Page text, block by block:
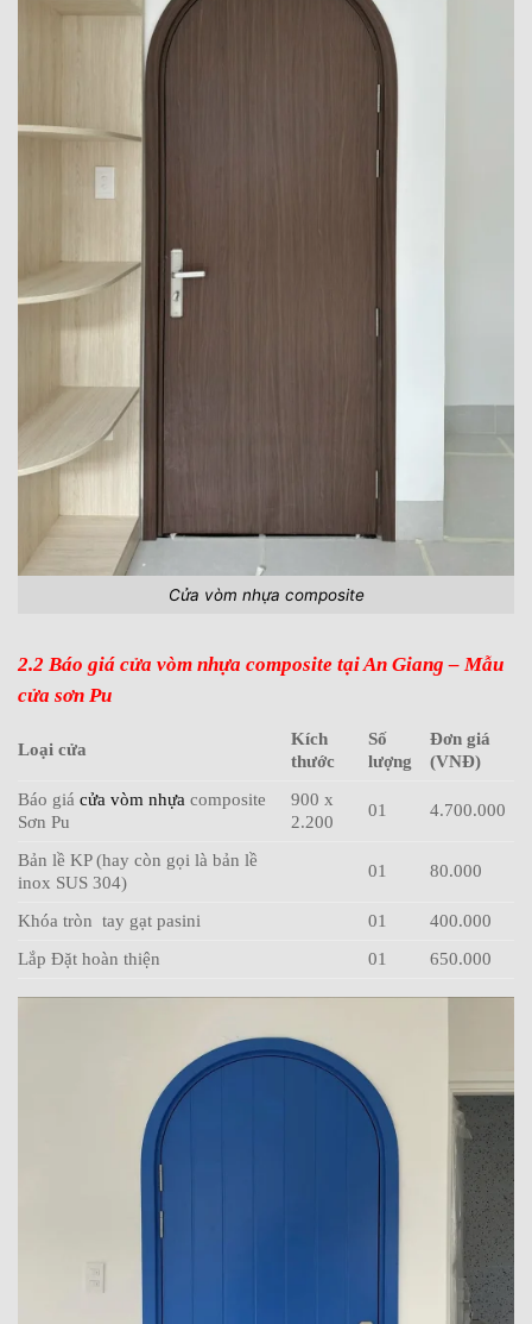
Cửa vòm nhựa composite
2.2 Báo giá cửa vòm nhựa composite tại An Giang – Mẫu
cửa sơn Pu
Loại cửa
Kích
thước
Số
lượng
Đơn giá
(VNĐ)
Báo giá cửa vòm nhựa composite
Sơn Pu
900 x
2.200
01 4.700.000
Bản lề KP (hay còn gọi là bản lề
inox SUS 304)
01 80.000
Khóa tròn tay gạt pasini 01
400.000
Lắp Đặt hoàn thiện
01 650.000